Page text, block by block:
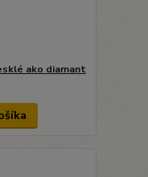
ako diamant